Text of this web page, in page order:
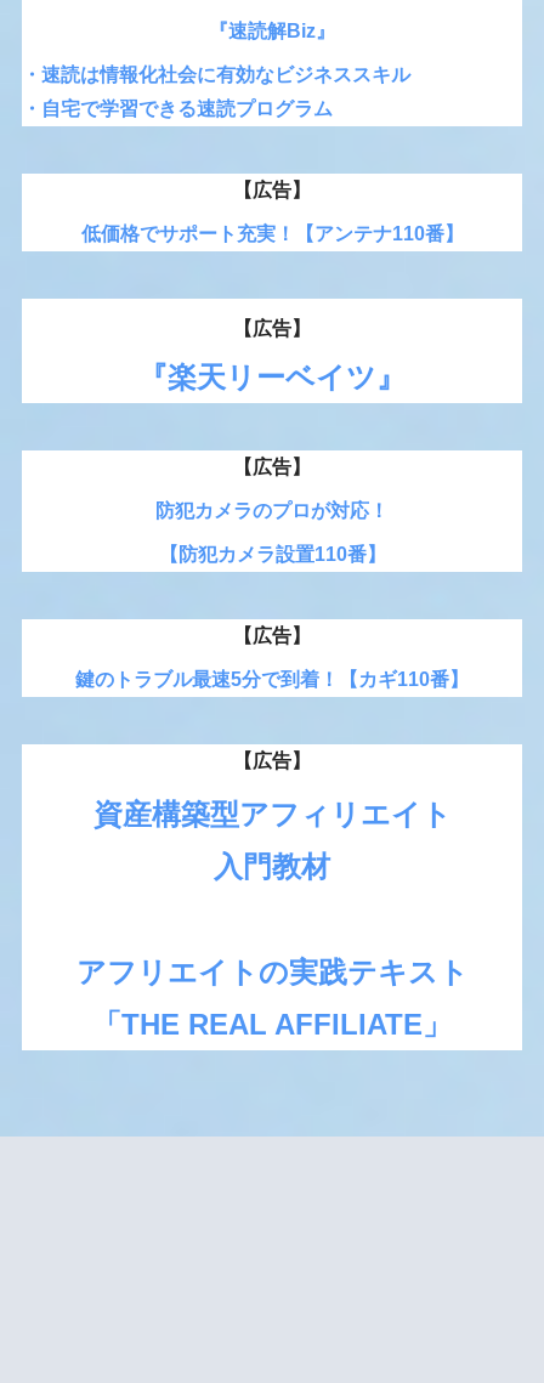
『速読解Biz』
・速読は情報化社会に有効なビジネススキル
・自宅で学習できる速読プログラム
【広告】
低価格でサポート充実！【アンテナ110番】
【広告】
『楽天リーベイツ』
【広告】
防犯カメラのプロが対応！
【防犯カメラ設置110番】
【広告】
鍵のトラブル最速5分で到着！【カギ110番】
【広告】
資産構築型アフィリエイト
入門教材
アフリエイトの実践テキスト
「THE REAL AFFILIATE」